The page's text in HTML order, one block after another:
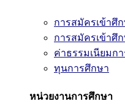
การสมัครเข้า
การสมัครเข้าศึ
ค่าธรรมเนียมก
ทุนการศึกษา
หน่วยงานการศึกษา